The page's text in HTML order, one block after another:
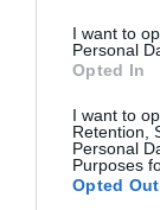
I want to
Personal
Opted In
I want to
Retention,
Personal
Purposes
Opted Out
των ελληνικών
επιχειρήσεων στον
χώρο της
31.07.2026
Η πιο
βαλίτσα του
καλοκαιριού
υπογραφή της